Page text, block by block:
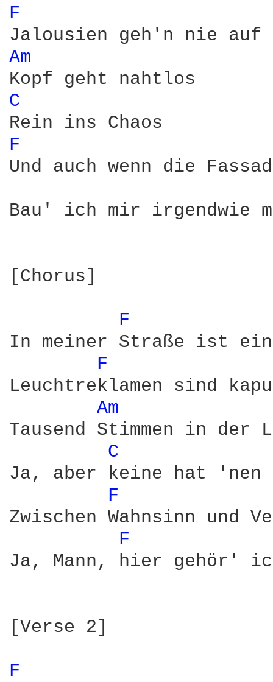
F
Am
C
F
Und auch wenn die
Bau' ich mir irgendwie
[Chorus]
F
In meiner Straße ist
F
Leuchtreklamen sind
Am
Tausend Stimmen in der
C
Ja, aber keine hat 'nen
F
Zwischen Wahnsinn und
F
Ja, Mann, hier gehör'
[Verse 2]
F